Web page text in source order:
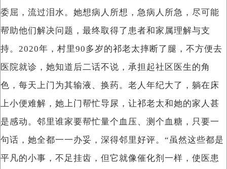
委屈，流过泪水。她想病人所想，急病人所急，尽可能
帮助他们解决问题，最终取得了患者和家属理解与支
持。2020年，村里90多岁的祁老太摔断了腿，不方便去
医院就诊，她知道后二话不说，承担起社区医生的角
色，每天上门为其输液、换药。老人年纪大了，躺在床
上小便难解，她上门帮忙导尿，让祁老太和她的家人甚
是感动。邻里谁家要帮忙量个血压、测个血糖，只要一
句话，她全都一一办妥，深得邻里好评。“虽然这些都是
平凡的小事，不足挂齿，但它就像催化剂一样，使医患